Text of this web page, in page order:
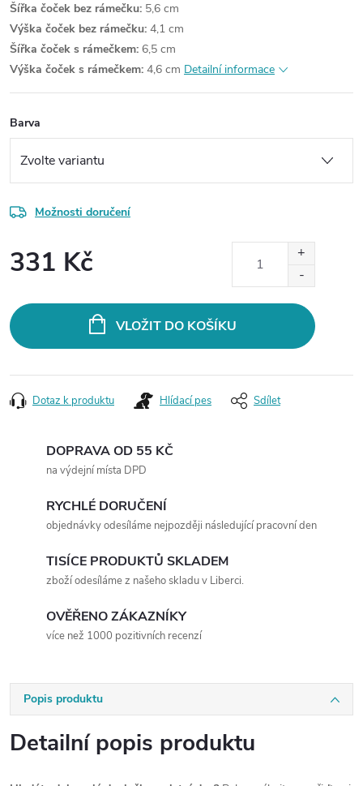
Šířka čoček bez rámečku: 5,6 cm
Výška čoček bez rámečku: 4,1 cm
Šířka čoček s rámečkem: 6,5 cm
Výška čoček s rámečkem: 4,6 cm Detailní informace
Barva
Možnosti doručení
331 Kč
VLOŽIT DO KOŠÍKU
Dotaz k produktu Hlídací pes Sdílet
DOPRAVA OD 55 KČ
na výdejní místa DPD
RYCHLÉ DORUČENÍ
objednávky odesíláme nejpozději následující pracovní den
TISÍCE PRODUKTŮ SKLADEM
zboží odesíláme z našeho skladu v Liberci.
OVĚŘENO ZÁKAZNÍKY
více než 1000 pozitivních recenzí
Popis produktu
Detailní popis produktu